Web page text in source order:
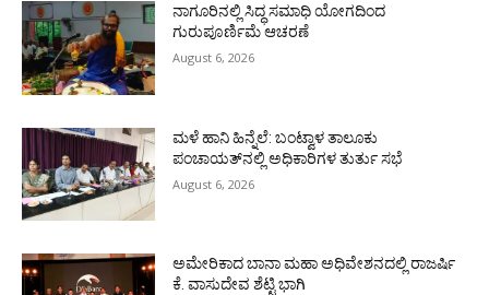
ನಾಗೂರಿನಲ್ಲಿ ಸಿದ್ಧ ಸಮಾಧಿ ಯೋಗದಿಂದ
ಗುರುಪೂರ್ಣಿಮೆ ಆಚರಣೆ
August 6, 2026
ಮಳೆ ಹಾನಿ ಹಿನ್ನೆಲೆ: ಬಂಟ್ವಾಳ ತಾಲೂಕು
ಪಂಚಾಯತ್‌ನಲ್ಲಿ ಅಧಿಕಾರಿಗಳ ತುರ್ತು ಸಭೆ
August 6, 2026
ಅಮೇರಿಕಾದ ಬಾನಾ ಮಹಾ ಅಧಿವೇಶನದಲ್ಲಿ ರಾಜರ್ಷಿ
ಕೆ. ವಾಸುದೇವ ಶೆಟ್ಟಿ ಭಾಗಿ